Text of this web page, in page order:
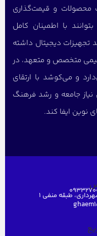
محصولات و قیمت‌گذاری
با اطمینان کامل
تجهیزات دیجیتال داشته
تیمی متخصص و متعهد، در
و می‌کوشد با ارتقای
جامعه و رشد فرهنگ
نوین ایفا کند.
طبقه منفی ۱